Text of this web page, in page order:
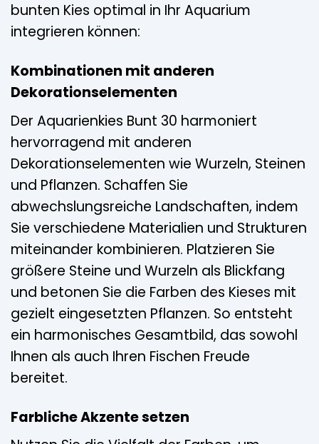
bunten Kies optimal in Ihr Aquarium
integrieren können:
Kombinationen mit anderen
Dekorationselementen
Der Aquarienkies Bunt 30 harmoniert
hervorragend mit anderen
Dekorationselementen wie Wurzeln, Steinen
und Pflanzen. Schaffen Sie
abwechslungsreiche Landschaften, indem
Sie verschiedene Materialien und Strukturen
miteinander kombinieren. Platzieren Sie
größere Steine und Wurzeln als Blickfang
und betonen Sie die Farben des Kieses mit
gezielt eingesetzten Pflanzen. So entsteht
ein harmonisches Gesamtbild, das sowohl
Ihnen als auch Ihren Fischen Freude
bereitet.
Farbliche Akzente setzen